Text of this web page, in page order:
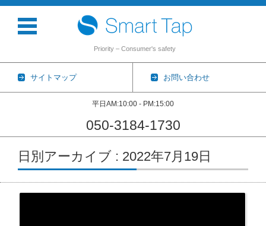
Priority – Consumer's safety
サイトマップ お問い合わせ
平日AM:10:00 - PM:15:00
050-3184-1730
コンテンツに移動
日別アーカイブ : 2022年7月19日